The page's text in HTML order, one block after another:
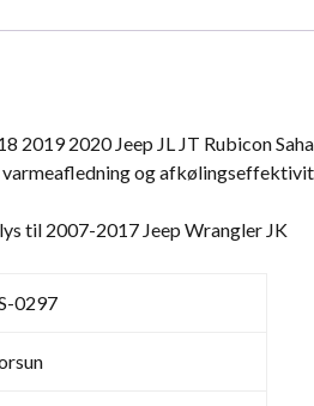
2019 2020 Jeep JL JT Rubicon
og
til 2007-2017 Jeep Wrangler JK
0297